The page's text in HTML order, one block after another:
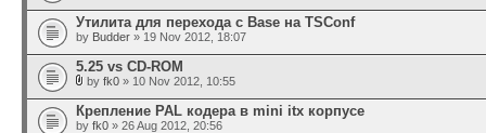
Утилита для перехода с Base на TSConf
by Budder » 19 Nov 2012, 18:07
5.25 vs CD-ROM
by fk0 » 10 Nov 2012, 10:55
Крепление PAL кодера в mini itx корпусе
by fk0 » 26 Aug 2012, 20:56